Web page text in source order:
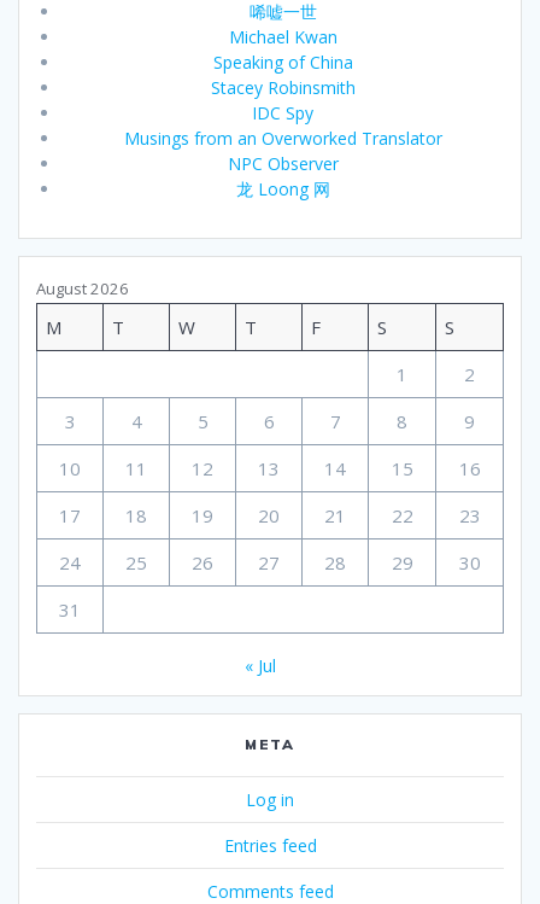
唏嘘一世
Michael Kwan
Speaking of China
Stacey Robinsmith
IDC Spy
Musings from an Overworked Translator
NPC Observer
龙 Loong 网
August 2026
M T W T F S
S
1
2
3
4 5 6 7 8
9
10
11 12 13 14 15
16
17
18 19 20 21 22
23
24
25 26 27 28 29
30
31
« Jul
META
Log in
Entries feed
Comments feed